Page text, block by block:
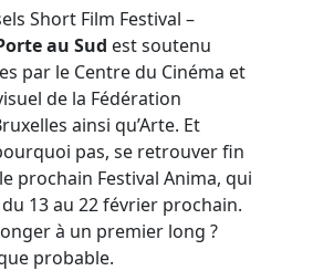
Short Film Festival –
au Sud est soutenu
par le Centre du Cinéma et
de la Fédération
ainsi qu’Arte. Et
pas, se retrouver fin
prochain Festival Anima, qui
13 au 22 février prochain.
à un premier long ?
probable.